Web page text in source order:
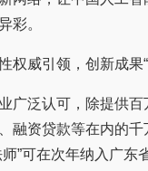
彩。
威引领，创新成果“
泛认可，除提供百
融资贷款等在内的千
”可在次年纳入广东